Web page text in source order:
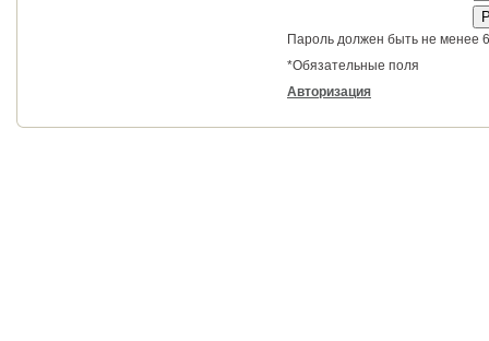
Пароль должен быть не менее
*Обязательные поля
Авторизация